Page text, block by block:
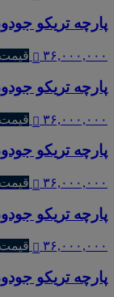
پارچه تریکو جودون 1/30 لاکرا گردباف نوریس | صورتی راه
۳۶,۰۰۰,۰۰۰
پارچه تریکو جودون لاکرا 1/30 راه راه گردباف نوریس |
۳۶,۰۰۰,۰۰۰
پارچه تریکو جودون 1/30 لاکرا گردباف نوریس |
۳۶,۰۰۰,۰۰۰
پارچه تریکو جودون 1/30 لاکرا گردباف نوریس |
۳۶,۰۰۰,۰۰۰
پارچه تریکو جودون لاکرا 1/30 راه راه گردباف نوریس | بی